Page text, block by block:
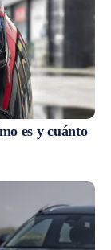
es y cuánto